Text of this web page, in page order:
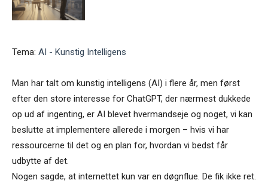
Tema: AI - Kunstig Intelligens
Man har talt om kunstig intelligens (AI) i flere år, men først
efter den store interesse for ChatGPT, der nærmest dukkede
op ud af ingenting, er AI blevet hvermandseje og noget, vi kan
beslutte at implementere allerede i morgen – hvis vi har
ressourcerne til det og en plan for, hvordan vi bedst får
udbytte af det.
Nogen sagde, at internettet kun var en døgnflue. De fik ikke ret.